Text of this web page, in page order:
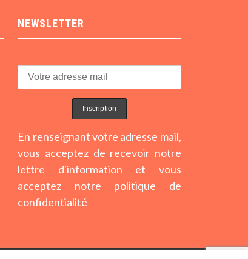
NEWSLETTER
En renseignant votre adresse mail,
vous acceptez de recevoir notre
lettre d'information et vous
acceptez notre politique de
confidentialité